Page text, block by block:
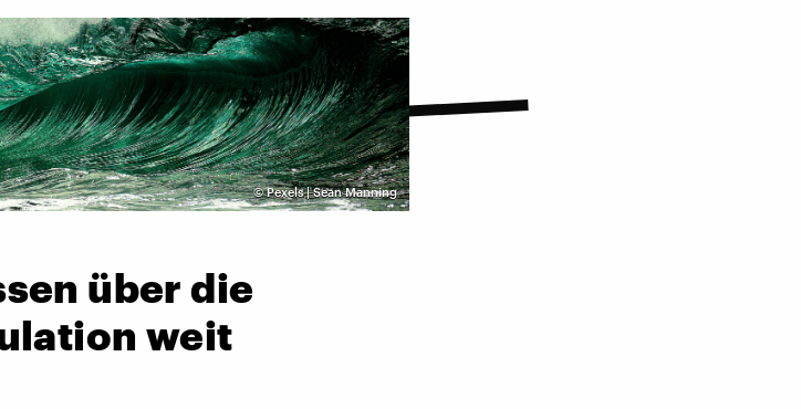
©Pexels | Sean Manning
über die
weit